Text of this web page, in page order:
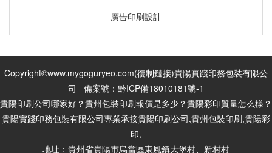
廣告印刷設計
Copyright©www.mygoguryeo.com(復制鏈接)貴陽實踐印務包裝有限公
司 備案號： 黔ICP備18010181號-1
貴陽印刷公司哪家好？貴州包裝印刷報價是多少？貴陽彩印質量怎么樣？
貴陽實踐印務包裝有限公司專業承接貴陽印刷公司,貴州包裝印刷,貴陽彩
印,
地址：貴州省貴陽市烏當區東風鎮大堡村、新村村